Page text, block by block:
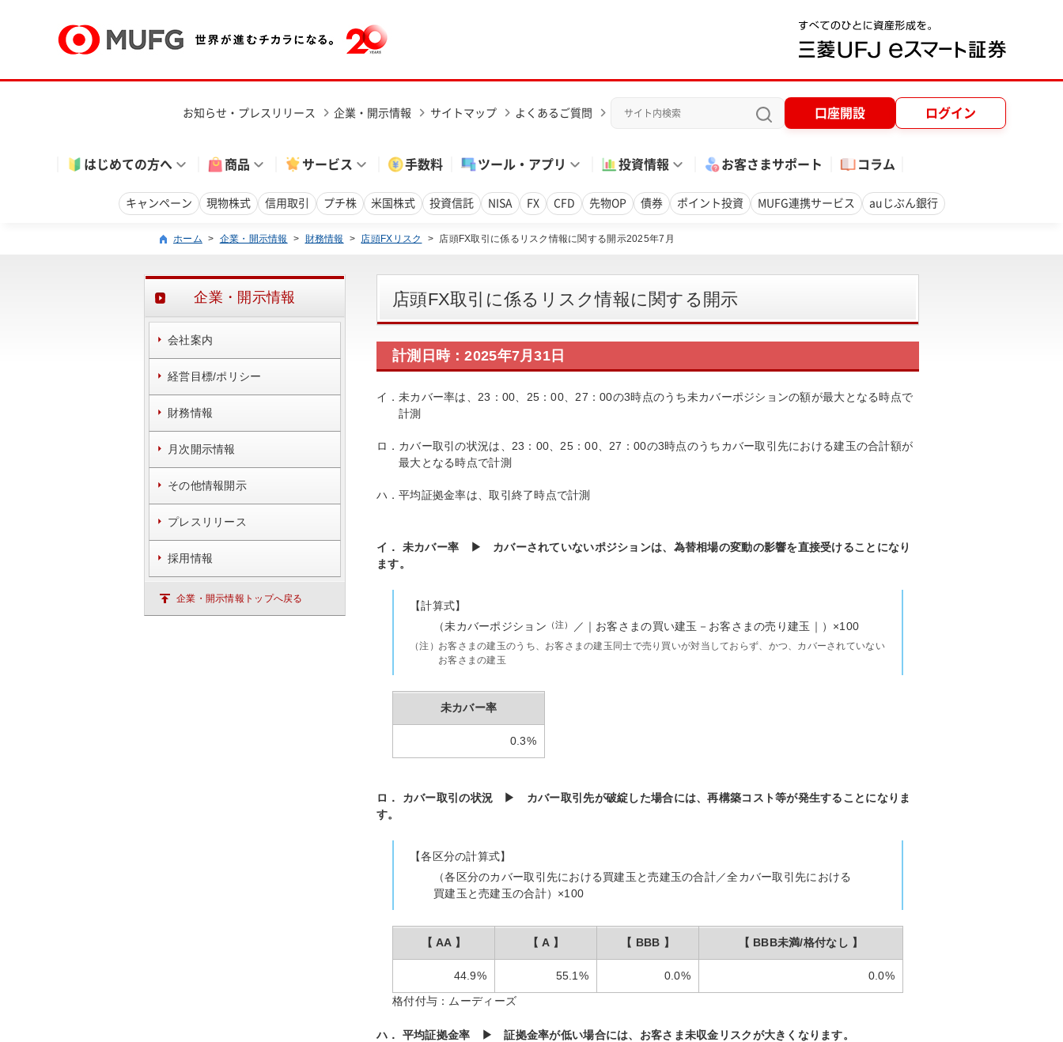
お知らせ・プレスリリース 企業・開示情報 サイトマップ よくあるご質問 口座開設 ログイン
はじめての方へ 商品 サービス 手数料 ツール・アプリ 投資情報 お客さまサポート コラム
キャンペーン 現物株式 信用取引 プチ株 米国株式 投資信託 NISA FX CFD 先物OP 債券 ポイント投資 MUFG連携サービス auじぶん銀行
ホーム > 企業・開示情報 > 財務情報 > 店頭FXリスク > 店頭FX取引に係るリスク情報に関する開示2025年7月
店頭FX取引に係るリスク情報に関する開示
計測日時：2025年7月31日
イ．未カバー率は、23：00、25：00、27：00の3時点のうち未カバーポジションの額が最大となる時点で
計測
ロ． カバー取引の状況は、23：00、25：00、27：00の3時点のうちカバー取引先における建玉の合計額が
最大となる時点で計測
ハ．平均証拠金率は、取引終了時点で計測
イ． 未カバー率 ▶ カバーされていないポジションは、為替相場の変動の影響を直接受けることになり
ます。
【計算式】
（未カバーポジション （注） ／｜お客さまの買い建玉－お客さまの売り建玉｜）×100
（注） お客さまの建玉のうち、お客さまの建玉同士で売り買いが対当しておらず、かつ、カバーされていない
お客さまの建玉
未カバー率
0.3%
ロ． カバー取引の状況 ▶ カバー取引先が破綻した場合には、再構築コスト等が発生することになりま
す。
【各区分の計算式】
（各区分のカバー取引先における買建玉と売建玉の合計／全カバー取引先における
買建玉と売建玉の合計）×100
【 AA 】 【 A 】 【 BBB 】 【 BBB未満/格付なし 】
44.9% 55.1% 0.0%
0.0%
格付付与：ムーディーズ
ハ． 平均証拠金率 ▶ 証拠金率が低い場合には、お客さま未収金リスクが大きくなります。
企業・開示情報
会社案内
経営目標/ポリシー
財務情報
月次開示情報
その他情報開示
プレスリリース
採用情報
企業・開示情報トップへ戻る